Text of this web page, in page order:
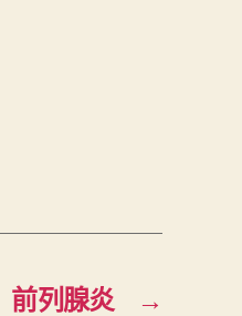
→
前列腺炎